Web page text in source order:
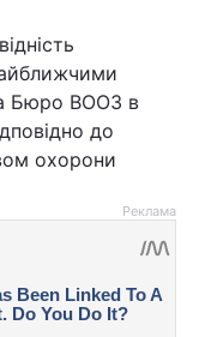
Бюро ВООЗ в
до
охорони
Реклама